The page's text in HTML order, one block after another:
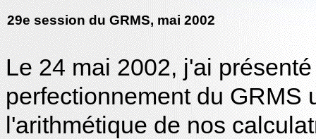
29e session du GRMS, mai 2002
Le 24 mai 2002, j'ai
perfectionnement du GRMS
l'arithmétique de nos